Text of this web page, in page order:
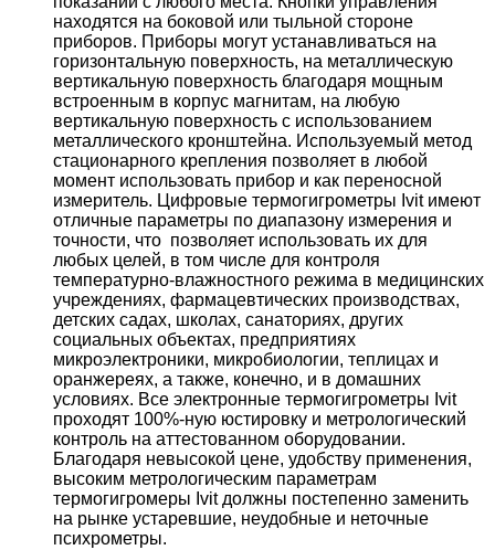
находятся на боковой или тыльной стороне
приборов. Приборы могут устанавливаться на
горизонтальную поверхность, на металлическую
вертикальную поверхность благодаря мощным
встроенным в корпус магнитам, на любую
вертикальную поверхность с использованием
металлического кронштейна. Используемый метод
стационарного крепления позволяет в любой
момент использовать прибор и как переносной
измеритель. Цифровые термогигрометры Ivit имеют
отличные параметры по диапазону измерения и
точности, что позволяет использовать их для
любых целей, в том числе для контроля
температурно-влажностного режима в медицинских
учреждениях, фармацевтических производствах,
детских садах, школах, санаториях, других
социальных объектах, предприятиях
микроэлектроники, микробиологии, теплицах и
оранжереях, а также, конечно, и в домашних
условиях. Все электронные термогигрометры Ivit
проходят 100%-ную юстировку и метрологический
контроль на аттестованном оборудовании.
Благодаря невысокой цене, удобству применения,
высоким метрологическим параметрам
термогигромеры Ivit должны постепенно заменить
на рынке устаревшие, неудобные и неточные
психрометры.